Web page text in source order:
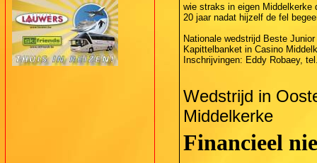
wie straks in eigen Middelkerke
20 jaar nadat hijzelf de fel
Nationale wedstrijd Beste
Kapittelbanket in Casino
Inschrijvingen: Eddy Robaey,
Wedstrijd in
Middelkerke
Financieel